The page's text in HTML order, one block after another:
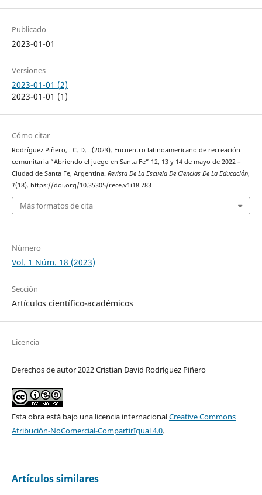
Publicado
2023-01-01
Versiones
2023-01-01 (2)
2023-01-01 (1)
Cómo citar
Rodríguez Piñero, . C. D. . (2023). Encuentro latinoamericano de recreación
comunitaria “Abriendo el juego en Santa Fe” 12, 13 y 14 de mayo de 2022 –
Ciudad de Santa Fe, Argentina. Revista De La Escuela De Ciencias De La Educación,
1(18). https://doi.org/10.35305/rece.v1i18.783
Más formatos de cita
Número
Vol. 1 Núm. 18 (2023)
Sección
Artículos científico-académicos
Licencia
Derechos de autor 2022 Cristian David Rodríguez Piñero
Esta obra está bajo una licencia internacionalCreative Commons
Atribución-NoComercial-CompartirIgual 4.0.
Artículos similares